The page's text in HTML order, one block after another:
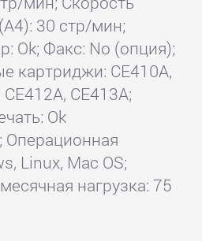
30 стр/мин;
Ok; Факс: No (опция);
картриджи: CE410A,
CE413A;
Ok
Операционная
Linux, Mac OS;
нагрузка: 75